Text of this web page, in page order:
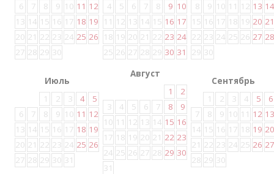
6
7 8 9 10 11 12
13 14 15 16 17 18 19
20 21 22 23 24 25 26
27 28 29 30
4
5 6 7 8 9 10
11 12 13 14 15 16 17
18 19 20 21 22 23 24
25 26 27 28 29 30 31
8
9 10 11 12 13 14
15 16 17 18 19 20 21
22 23 24 25 26 27 28
29 30
Июль
1
2 3 4
5
6
7 8 9 10 11 12
13 14 15 16 17 18 19
20 21 22 23 24 25 26
27 28 29 30 31
Август
1
2
3
4 5 6 7 8
9
10 11 12 13 14 15 16
17 18 19 20 21 22 23
24 25 26 27 28 29 30
31
Сентябрь
1
2 3 4 5
6
7
8 9 10 11 12 13
14 15 16 17 18 19 20
21 22 23 24 25 26 27
28 29 30